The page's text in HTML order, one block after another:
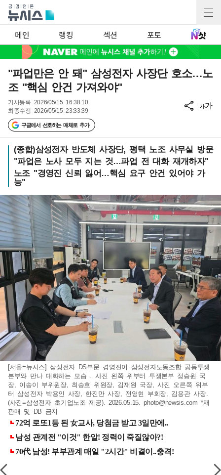
메인 랭킹 섹션 포토
"파업만은 안 돼" 삼성전자 사장단 호소…노
조 "핵심 안건 가져와야"
기사등록 2026/05/15 16:38:10
최종수정 2026/05/15 23:33:39
구글에서 선호하는 매체로 추가
가가
(종합)삼성전자 반도체 사장단, 평택 노조 사무실 방문
"파업은 노사 모두 지는 것…파업 전 대화 재개하자"
노조 "경영진 신뢰 잃어…핵심 요구 안건 있어야 가
능"
[서울=뉴시스] 삼성전자 DS부문 경영진이 삼성전자노동조합 공동투쟁
본부와 만나 대화하는 모습 . 사진 왼쪽 위부터 투쟁본부 정승원 국
장, 이송이 부위원장, 최승호 위원장, 김재원 국장, 사진 오른쪽 위부
터 삼성전자 박용인 사장, 한진만 사장, 전영현 부회장, 김용관 사장.
(사진=삼성전자 초기업노조 제공). 2026.05.15.photo@newsis.com *재
판매 및 DB 금지